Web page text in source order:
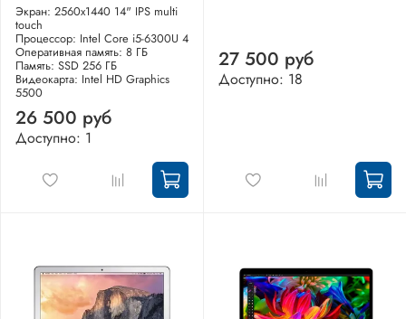
Экран: 2560x1440 14" IPS multi
touch
Процессор: Intel Core i5-6300U 4
Оперативная память: 8 ГБ
Память: SSD 256 ГБ
Видеокарта: Intel HD Graphics
5500
26 500 руб
Доступно: 1
27 500 руб
Доступно: 18